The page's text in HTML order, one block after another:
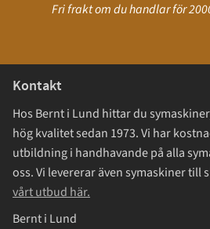
Fri frakt om du handlar för
Kontakt
Hos Bernt i Lund hittar du
hög kvalitet sedan 1973. Vi har
utbildning i handhavande på alla
oss. Vi levererar även symaskiner till
vårt utbud här.
Bernt i Lund